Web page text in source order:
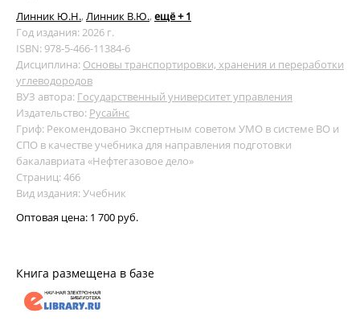
Линник Ю.Н., Линник В.Ю., ещё + 1
Год издания: 2026 г.
ISBN: 978-5-466-11384-6
Дисциплина: Основы транспортировки, хранения и переработки
углеводородов
ВУЗ автора: Государственный университет управления
Издательство: Русайнс
Гриф: Рекомендовано Экспертным советом УМО в системе ВО и
СПО в качестве учебника для направления подготовки
бакалавриата «Нефтегазовое дело»
Страниц: 466
Вид издания: Учебник
Оптовая цена: 1 700 руб.
Книга размещена в базе